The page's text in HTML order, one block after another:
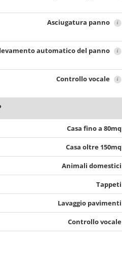
Asciugatura panno i
automatico del panno i
Controllo vocale i
Casa fino a 80mq
Casa oltre 150mq
Animali domestici
Tappeti
Lavaggio pavimenti
Controllo vocale